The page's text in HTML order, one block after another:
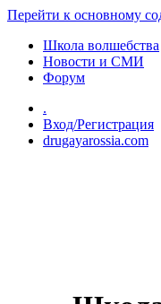
Перейти к основному
Школа волшебства
Новости и СМИ
Форум
.
Вход/Регистрация
drugayarossia.com